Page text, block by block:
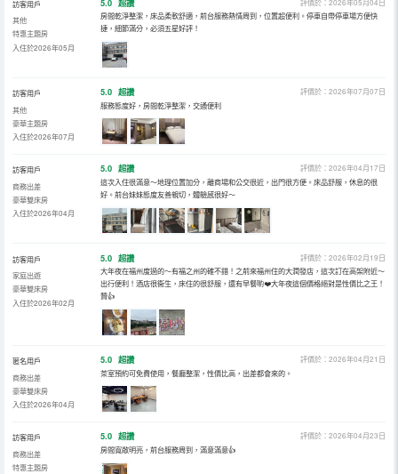
訪客用戶
其他
特惠主題房
入住於2026年05月
5.0 超讚
房間乾淨整潔，床品柔軟舒適，前台服務熱情周到，位置超便利。停車自帶停車場方便快
捷，細節滿分，必須五星好評！
訪客用戶
其他
豪華主題房
入住於2026年07月
5.0 超讚
評價於：2026年07月07日
服務態度好，房間乾淨整潔，交通便利
訪客用戶
商務出差
豪華雙床房
入住於2026年04月
5.0 超讚
評價於：2026年04月17日
這次入住很滿意～地理位置加分，離商場和公交很近，出門很方便。床品舒服，休息的很
好。前台妹妹態度友善親切，體驗感很好～
訪客用戶
家庭出遊
豪華雙床房
入住於2026年02月
5.0 超讚
評價於：2026年02月19日
大年夜在福州度過的～有福之州的確不錯！之前來福州住的大潤發店，這次訂在高架附近～
出行便利！酒店很衞生，床住的很舒服，還有早餐喲❤️大年夜這個價格絕對是性價比之王！
贊👍
匿名用戶
商務出差
豪華雙床房
入住於2026年04月
5.0 超讚
評價於：2026年04月21日
茶室預約可免費使用，餐廳整潔，性價比高，出差都會來的。
訪客用戶
商務出差
特惠主題房
5.0 超讚
評價於：2026年04月23日
房間寬敞明亮，前台服務周到，滿意滿意👍